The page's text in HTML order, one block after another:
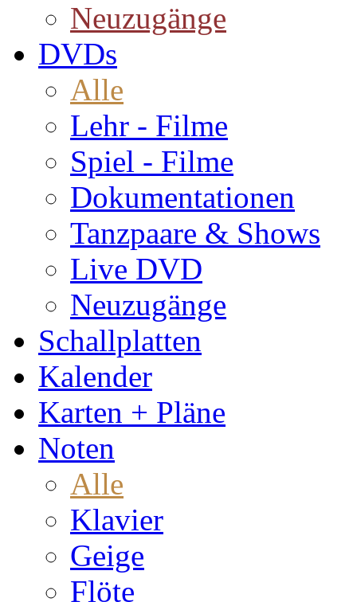
Neuzugänge
DVDs
Alle
Lehr - Filme
Spiel - Filme
Dokumentationen
Tanzpaare & Shows
Live DVD
Neuzugänge
Schallplatten
Kalender
Karten + Pläne
Noten
Alle
Klavier
Geige
Flöte